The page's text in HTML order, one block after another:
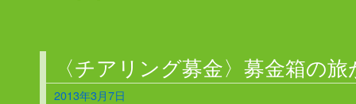
〈チアリング募金〉募金箱の
2013年3月7日